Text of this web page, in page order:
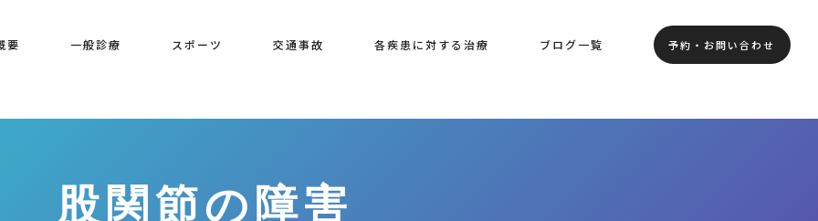
要 一般診療 スポーツ 交通事故 各疾患に対する治療 ブログ一覧 予約・お問い合わせ
股関節の障害